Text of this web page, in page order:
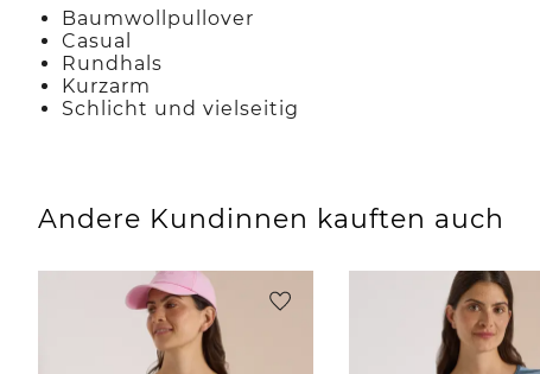
Baumwollpullover
Casual
Rundhals
Kurzarm
Schlicht und vielseitig
Andere Kundinnen kauften auch